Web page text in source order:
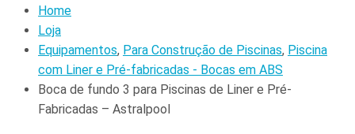
Home
Loja
Equipamentos, Para Construção de Piscinas, Piscina
com Liner e Pré-fabricadas - Bocas em ABS
Boca de fundo 3 para Piscinas de Liner e Pré-
Fabricadas – Astralpool